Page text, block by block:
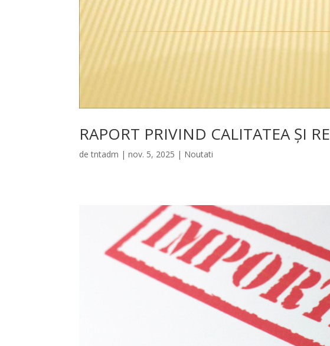
RAPORT PRIVIND CALITATEA ȘI
detntadm |nov. 5, 2025 | Noutati